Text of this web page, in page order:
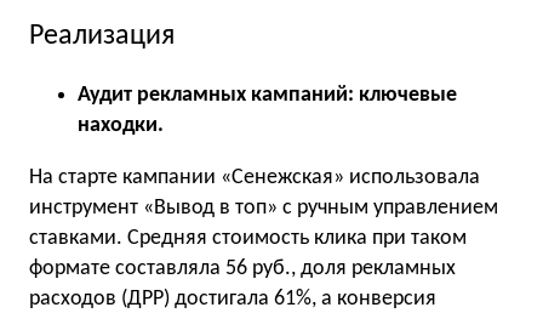
Реализация
Аудит рекламных кампаний: ключевые
находки.
На старте кампании «Сенежская» использовала
инструмент «Вывод в топ» с ручным управлением
ставками. Средняя стоимость клика при таком
формате составляла 56 руб., доля рекламных
расходов (ДРР) достигала 61%, а конверсия